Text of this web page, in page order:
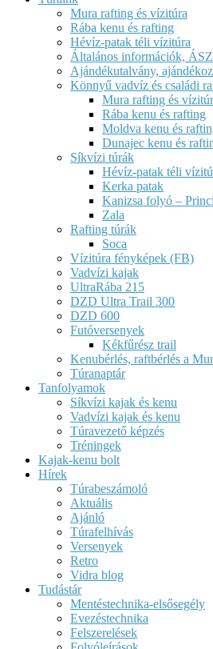
Mura rafting és vízitúra
Rába kenu és rafting
Hévíz-patak téli vízitúra
Általános információk,
Ajándékutalvány,
Könnyű vadvíz és családi
Mura rafting és
Rába kenu és rafting
Moldva kenu és
Dunajec kenu és
Síkvízi túrák
Hévíz-patak téli
Kerka patak
Kanizsa folyó –
Zala
Rafting túrák
Soca
Vízitúra fényképek (FB)
Vadvízi kajak
UltraRába 215
DZD Ultra Trail 300
DZD 600
Futóversenyek
Kékfűrész trail
Kenubérlés, raftbérlés a
Túranaptár
Tanfolyamok
Síkvízi kajak és kenu
Vadvízi kajak és kenu
Túravezető képzés
Tréningek
Kajak-kenu bolt
Hírek
Túrabeszámoló
Aktuális
Ajánló
Túrafelhívás
Versenyek
Retro
Vidra blog
Tudástár
Mentéstechnika-elsősegély
Evezéstechnika
Felszerelések